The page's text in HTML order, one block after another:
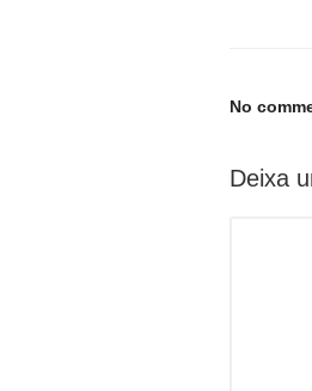
No
Deixa